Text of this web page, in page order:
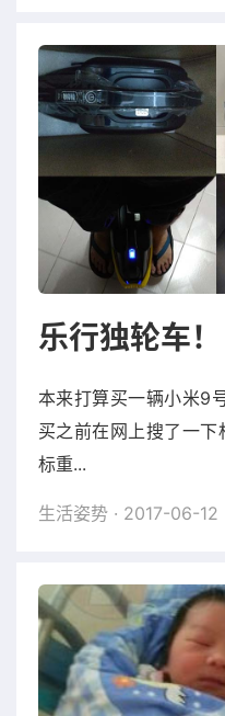
乐行独轮车！
本来打算买一辆小米9号
买之前在网上搜了一
标重...
生活姿势 · 2017-06-12